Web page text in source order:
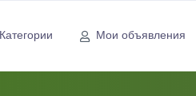
Категории Мои объявления